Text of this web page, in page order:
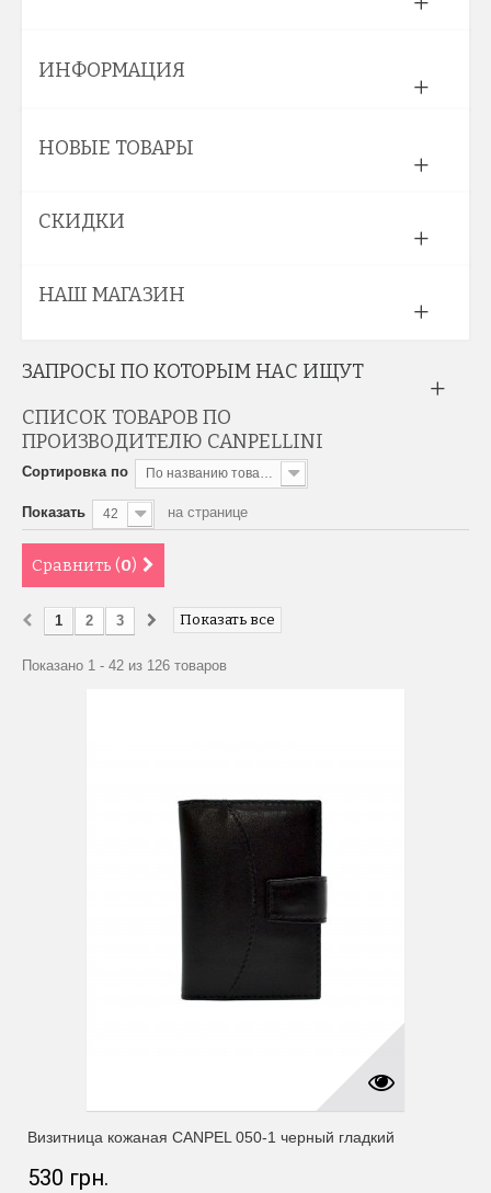
ИНФОРМАЦИЯ
НОВЫЕ ТОВАРЫ
СКИДКИ
НАШ МАГАЗИН
ЗАПРОСЫ ПО КОТОРЫМ НАС ИЩУТ
СПИСОК ТОВАРОВ ПО
ПРОИЗВОДИТЕЛЮ CANPELLINI
Сортировка по По названию товара, от А до Я
Показать 42 на странице
Сравнить (0)
Показать все
1 2 3
Показано 1 - 42 из 126 товаров
Визитница кожаная CANPEL 050-1 черный гладкий
530 грн.